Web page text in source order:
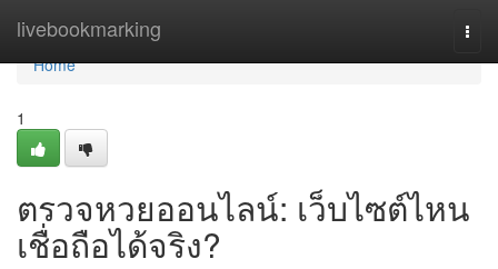
livebookmarking
Home
Home
1
ตรวจหวยออนไลน์: เว็บไซต์ไหน
เชื่อถือได้จริง?